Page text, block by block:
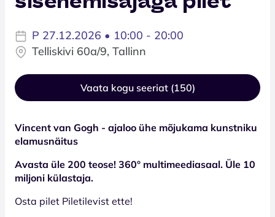
P 27.12.2026 • 10:00 - 20:00
Telliskivi 60a/9, Tallinn
Vaata kogu seeriat (150)
Vincent van Gogh - ajaloo ühe mõjukama kunstniku
elamusnäitus
Avasta üle 200 teose! 360° multimeediasaal. Üle 10
miljoni külastaja.
Osta pilet Piletilevist ette!